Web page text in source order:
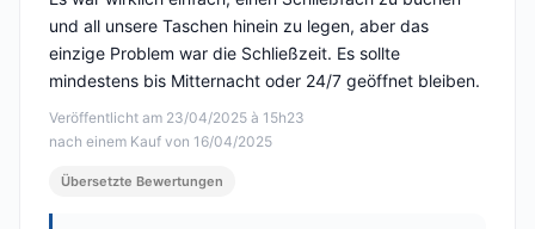
Veröffentlicht am 23/04/2025 à 15h23
nach einem Kauf von 16/04/2025
und all unsere Taschen hinein zu legen, aber das
einzige Problem war die Schließzeit. Es sollte
mindestens bis Mitternacht oder 24/7 geöffnet bleiben.
Übersetzte Bewertungen